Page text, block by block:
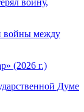
войну,
войны между
(2026 г.)
Думе